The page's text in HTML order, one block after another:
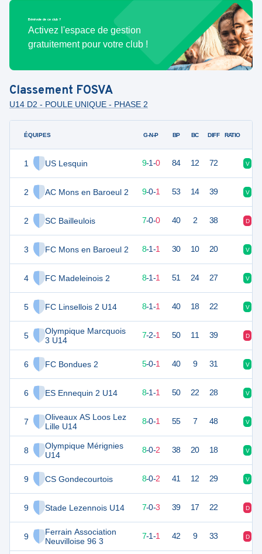
Bénévole de ce club ?
Activez l'espace de gestion
gratuitement pour votre club !
Classement FOSVA
U14 D2 - POULE UNIQUE - PHASE 2
ÉQUIPES
1 US Lesquin
2 AC Mons en Baroeul 2
2 SC Bailleulois
3 FC Mons en Baroeul 2
4 FC Madeleinois 2
5 FC Linsellois 2 U14
5
Olympique Marcquois
3 U14
6 FC Bondues 2
6 ES Ennequin 2 U14
7
Oliveaux AS Loos Lez
Lille U14
8
Olympique Mérignies
U14
9 CS Gondecourtois
9 Stade Lezennois U14
9
Ferrain Association
Neuvilloise 96 3
G-N-P BP BC DIFF RATIO
9-1-0 84 12 72 V
27 10 9-0-1 53 14 39 V
7-0-0 40 2 38 D
25 10 8-1-1 30 10 20 V
25 8-1-1 51 24 27 V
25 8-1-1 40 18 22 V
23 10 7-2-1 50 11 39 D
5-0-1 40 9 31 V
25 8-1-1 50 22 28 V
24 9 8-0-1 55 7 48 V
24 10 8-0-2 38 20 18 V
24 8-0-2 41 12 29 V
21 10 7-0-3 39 17 22 D
22 7-1-1 42 9 33 D